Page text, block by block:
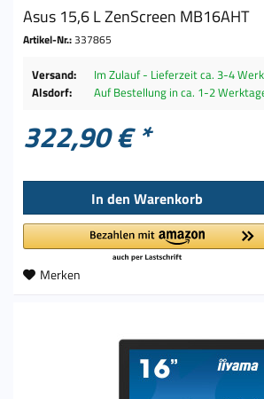
Asus 15,6 L ZenScreen MB16AHT
Artikel-Nr.:337865
Versand:
Im Zulauf - Lieferzeit ca. 3-4
Alsdorf:
Auf Bestellung in ca. 1-2
322,90 € *
In den Warenkorb
Merken